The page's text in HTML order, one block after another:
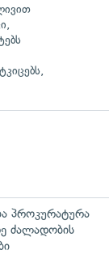
პროკურატურა
ძალადობის